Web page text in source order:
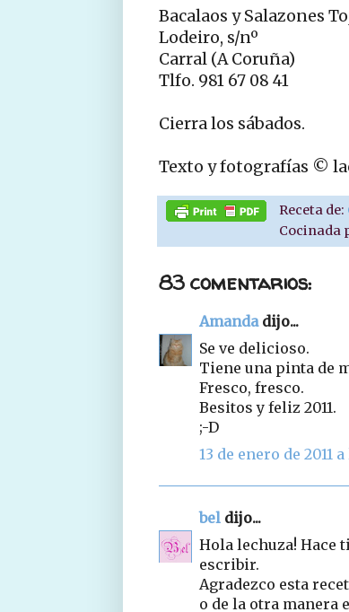
Bacalaos y Salazones
Lodeiro, s/nº
Carral (A Coruña)
Tlfo. 981 67 08 41
Cierra los sábados.
Texto y fotografías ©
Receta de:
Cocinada
83 comentarios:
Amandadijo...
Se ve delicioso.
Tiene una pinta de
Fresco, fresco.
Besitos y feliz 2011.
;-D
13 de enero de 2011 a
bel dijo...
Hola lechuza! Hace
escribir.
Agradezco esta
o de la otra manera